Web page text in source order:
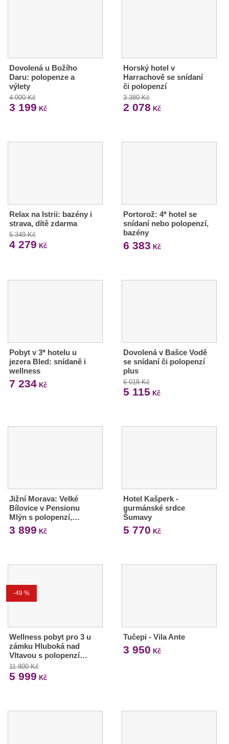
Dovolená u Božího
Daru: polopenze a
výlety
4 000 Kč
3 199 Kč
Horský hotel v
Harrachově se snídaní
či polopenzí
3 380 Kč
2 078 Kč
Relax na Istrii: bazény i
strava, dítě zdarma
5 349 Kč
4 279 Kč
Portorož: 4* hotel se
snídaní nebo polopenzí,
bazény
6 383 Kč
Pobyt v 3* hotelu u
jezera Bled: snídaně i
wellness
7 234 Kč
Dovolená v Bašce Vodě
se snídaní či polopenzí
plus
6 018 Kč
5 115 Kč
Jižní Morava: Velké
Bílovice v Pensionu
Mlýn s polopenzí,…
3 899 Kč
Hotel Kašperk -
gurmánské srdce
Šumavy
5 770 Kč
-49 %
Wellness pobyt pro 3 u
zámku Hluboká nad
Vltavou s polopenzí…
11 800 Kč
5 999 Kč
Tučepi - Vila Ante
3 950 Kč